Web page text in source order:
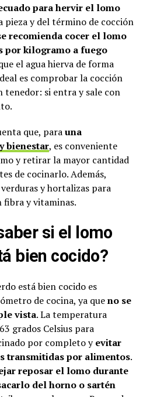
para hervir el lomo
pieza y del término de cocción
recomienda cocer el lomo
por kilogramo a fuego
el agua hierva de forma
es comprobar la cocción
tenedor: si entra y sale con
que, parauna
bienestar, es conveniente
y retirar la mayor cantidad
de cocinarlo. Además,
y hortalizas para
fibra y vitaminas.
si el lomo
bien cocido?
está bien cocido es
de cocina, ya queno se
vista. La temperatura
grados Celsius para
por completo yevitar
transmitidas por alimentos.
reposar el lomo durante
del horno o sartén